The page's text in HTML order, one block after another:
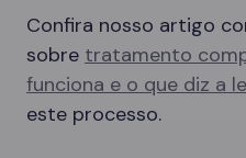
Confira nosso artigo
sobre tratamento
funciona e o que diz a
este processo.